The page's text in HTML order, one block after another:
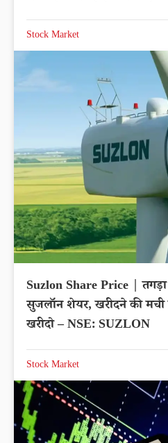
Stock Market
Suzlon Share Price |
सुजलॉन शेयर, खरीदने की मची
खरीदो – NSE: SUZLON
Stock Market